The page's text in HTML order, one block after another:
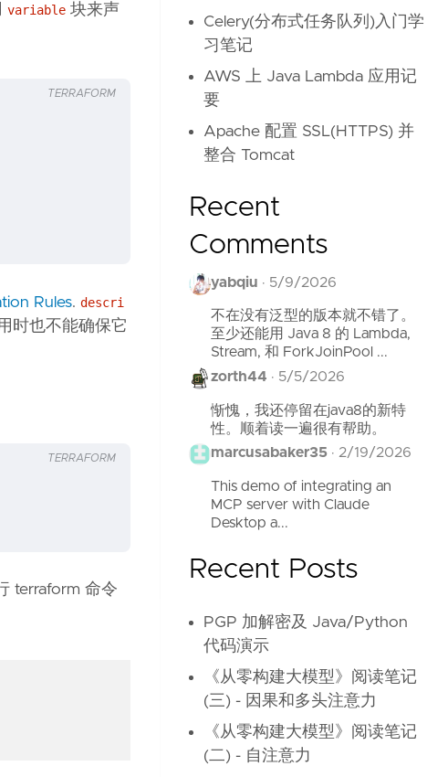
variable 块来声
TERRAFORM
Rules. descri
时也不能确保它
TERRAFORM
terraform 命令
Celery(分布式任务队列)入门学
习笔记
AWS 上 Java Lambda 应用记
要
Apache 配置 SSL(HTTPS) 并
整合 Tomcat
Recent
Comments
yabqiu · 5/9/2026
不在没有泛型的版本就不错了。
至少还能用 Java 8 的 Lambda,
Stream, 和 ForkJoinPool ...
zorth44 · 5/5/2026
惭愧，我还停留在java8的新特
性。顺着读一遍很有帮助。
marcusabaker35 · 2/19/2026
This demo of integrating an
MCP server with Claude
Desktop a...
Recent Posts
PGP 加解密及 Java/Python
代码演示
《从零构建大模型》阅读笔记
(三) - 因果和多头注意力
《从零构建大模型》阅读笔记
(二) - 自注意力